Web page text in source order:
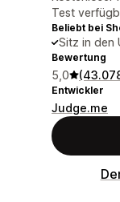
Test
Beliebt bei
Sitz in den
Bewertung
5,0
Entwickler
Judge.me